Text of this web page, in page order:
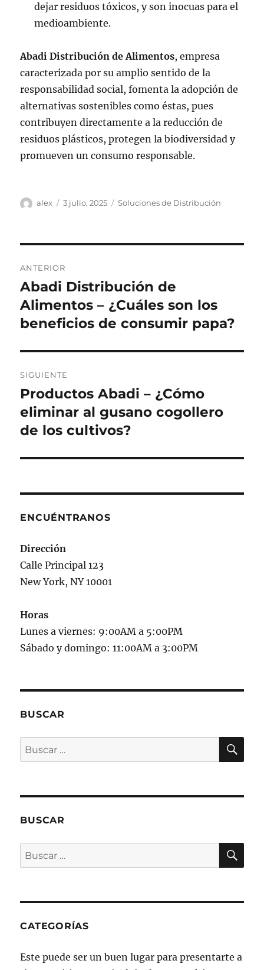
dejar residuos tóxicos, y son inocuas para el
medioambiente.
Abadi Distribución de Alimentos, empresa
caracterizada por su amplio sentido de la
responsabilidad social, fomenta la adopción de
alternativas sostenibles como éstas, pues
contribuyen directamente a la reducción de
residuos plásticos, protegen la biodiversidad y
promueven un consumo responsable.
Autor
alex
Publicado
3 julio, 2025 Categorías
Soluciones de Distribución
de
entradas
ANTERIOR
Entrada
anterior:
Abadi Distribución de
Alimentos – ¿Cuáles son los
beneficios de consumir papa?
SIGUIENTE
Siguiente
entrada:
Productos Abadi – ¿Cómo
eliminar al gusano cogollero
de los cultivos?
ENCUÉNTRANOS
Dirección
Calle Principal 123
New York, NY 10001
Horas
Lunes a viernes: 9:00AM a 5:00PM
Sábado y domingo: 11:00AM a 3:00PM
BUSCAR
Buscar
por:
BUSCAR
Buscar
por:
CATEGORÍAS
Este puede ser un buen lugar para presentarte a